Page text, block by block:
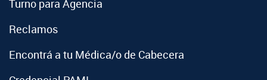
Turno para Agencia
Reclamos
Encontrá a tu Médica/o de Cabecera